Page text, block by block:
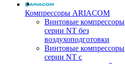
Компрессоры ARIACOM
Винтовые компрессоры
серии NT без
воздухоподготовки
Винтовые компрессоры
серии NT c